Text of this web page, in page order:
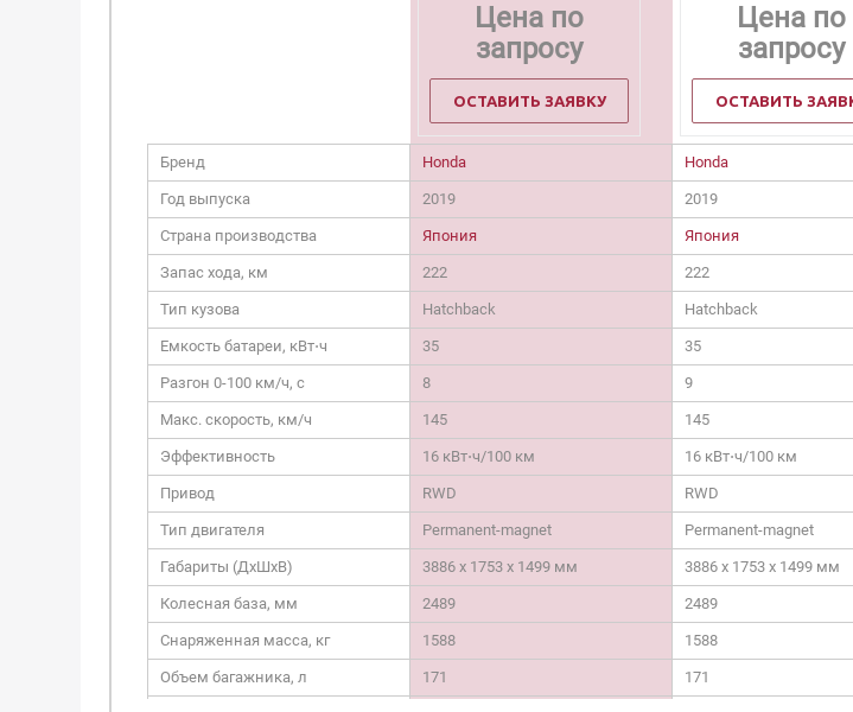
Цена по
запросу
ОСТАВИТЬ ЗАЯВКУ
Цена по
запросу
ОСТАВИТЬ
Бренд Honda Honda
Год выпуска 2019 2019
Страна производства Япония Япония
Запас хода, км 222 222
Тип кузова Hatchback Hatchback
Емкость батареи, кВт⋅ч 35 35
Разгон 0-100 км/ч, c 8 9
Макс. скорость, км/ч 145 145
Эффективность 16 кВт⋅ч/100 км 16 кВт⋅ч/100 км
Привод RWD RWD
Тип двигателя Permanent-magnet Permanent-magnet
Габариты (ДxШxВ) 3886 x 1753 x 1499 мм 3886 x 1753 x 1499 мм
Колесная база, мм 2489 2489
Снаряженная масса, кг 1588 1588
Объем багажника, л 171 171